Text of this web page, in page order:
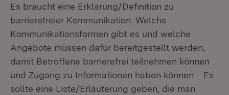
Es braucht eine Erklärung/Definition zu
barrierefreier Kommunikation. Welche
Kommunikationsformen gibt es und welche
Angebote müssen dafür bereitgestellt werden,
damit Betroffene barrierefrei teilnehmen können
und Zugang zu Informationen haben können. Es
sollte eine Liste/Erläuterung geben, die man